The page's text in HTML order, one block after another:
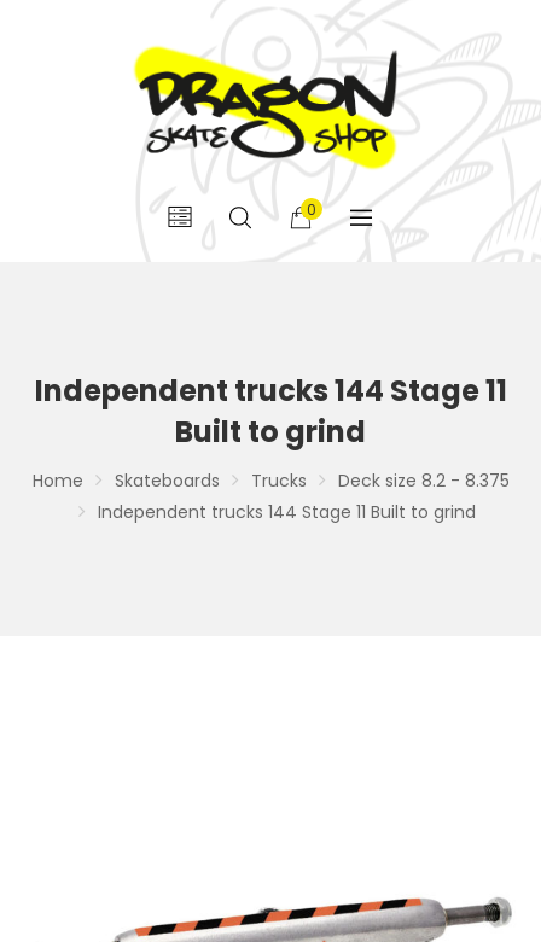
0
Independent trucks 144 Stage 11
Built to grind
Home Skateboards Trucks
Deck size 8.2 - 8.375
Independent trucks 144 Stage 11 Built to grind